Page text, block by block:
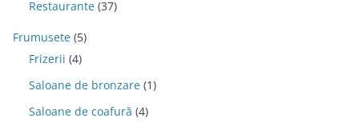
Restaurante (37)
Frumusete (5)
Frizerii (4)
Saloane de bronzare (1)
Saloane de coafură (4)